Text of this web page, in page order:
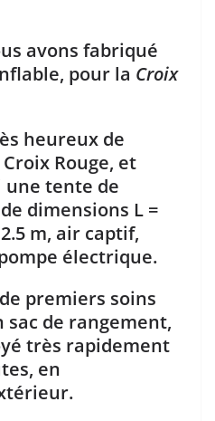
avons fabriqué
pour la Croix
heureux de
Rouge, et
une tente de
dimensions L =
m, air captif,
électrique.
premiers soins
sac de rangement,
très rapidement
en